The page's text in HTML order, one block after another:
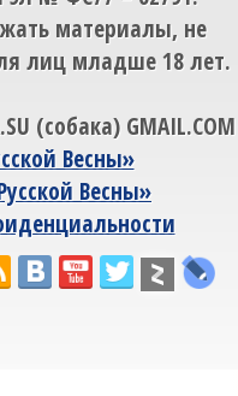
материалы, не
лиц младше 18 лет.
(собака) GMAIL.COM
Весны»
Весны»